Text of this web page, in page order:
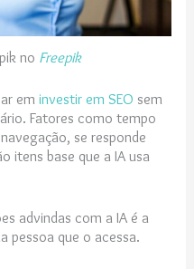
no Freepik
eminvestir em SEO sem
Fatores como tempo
se responde
itens base que a IA usa
advindas com a IA é a
pessoa que o acessa.